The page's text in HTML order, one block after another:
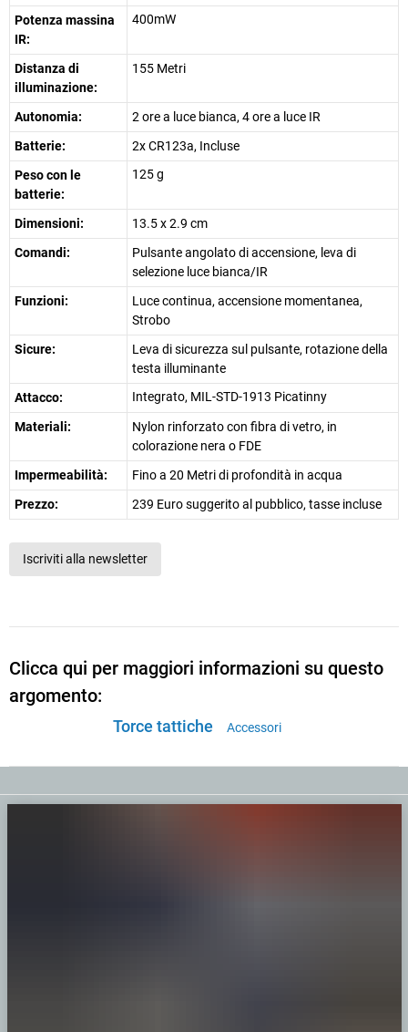
Potenza massina
IR:
400mW
Distanza di
illuminazione:
155 Metri
Autonomia:
2 ore a luce bianca, 4 ore a luce IR
Batterie:
2x CR123a, Incluse
Peso con le
batterie:
125 g
Dimensioni:
13.5 x 2.9 cm
Comandi:
Pulsante angolato di accensione, leva di
selezione luce bianca/IR
Funzioni:
Luce continua, accensione momentanea,
Strobo
Sicure:
Leva di sicurezza sul pulsante, rotazione della
testa illuminante
Attacco:
Integrato, MIL-STD-1913 Picatinny
Materiali:
Nylon rinforzato con fibra di vetro, in
colorazione nera o FDE
Impermeabilità:
Fino a 20 Metri di profondità in acqua
Prezzo:
239 Euro suggerito al pubblico, tasse incluse
Iscriviti alla newsletter
Clicca qui per maggiori informazioni su questo
argomento:
Torce tattiche Accessori